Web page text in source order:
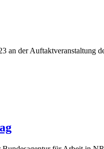
an der Auftaktveranstaltung